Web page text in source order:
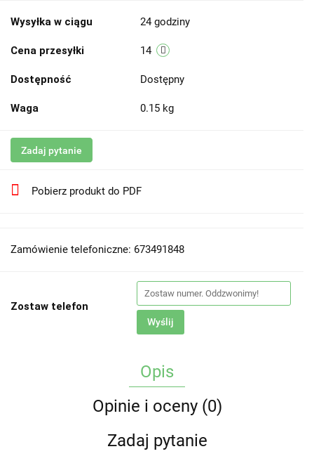
Wysyłka w ciągu 24 godziny
Cena przesyłki 14
Dostępność Dostępny
Waga 0.15 kg
Zadaj pytanie
Pobierz produkt do PDF
Zamówienie telefoniczne: 673491848
Zostaw telefon
Wyślij
Opis
Opinie i oceny (0)
Zadaj pytanie